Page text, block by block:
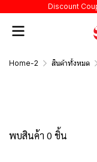
Discount
Home-2 สินค้าทั้งหมด
พบสินค้า 0 ชิ้น